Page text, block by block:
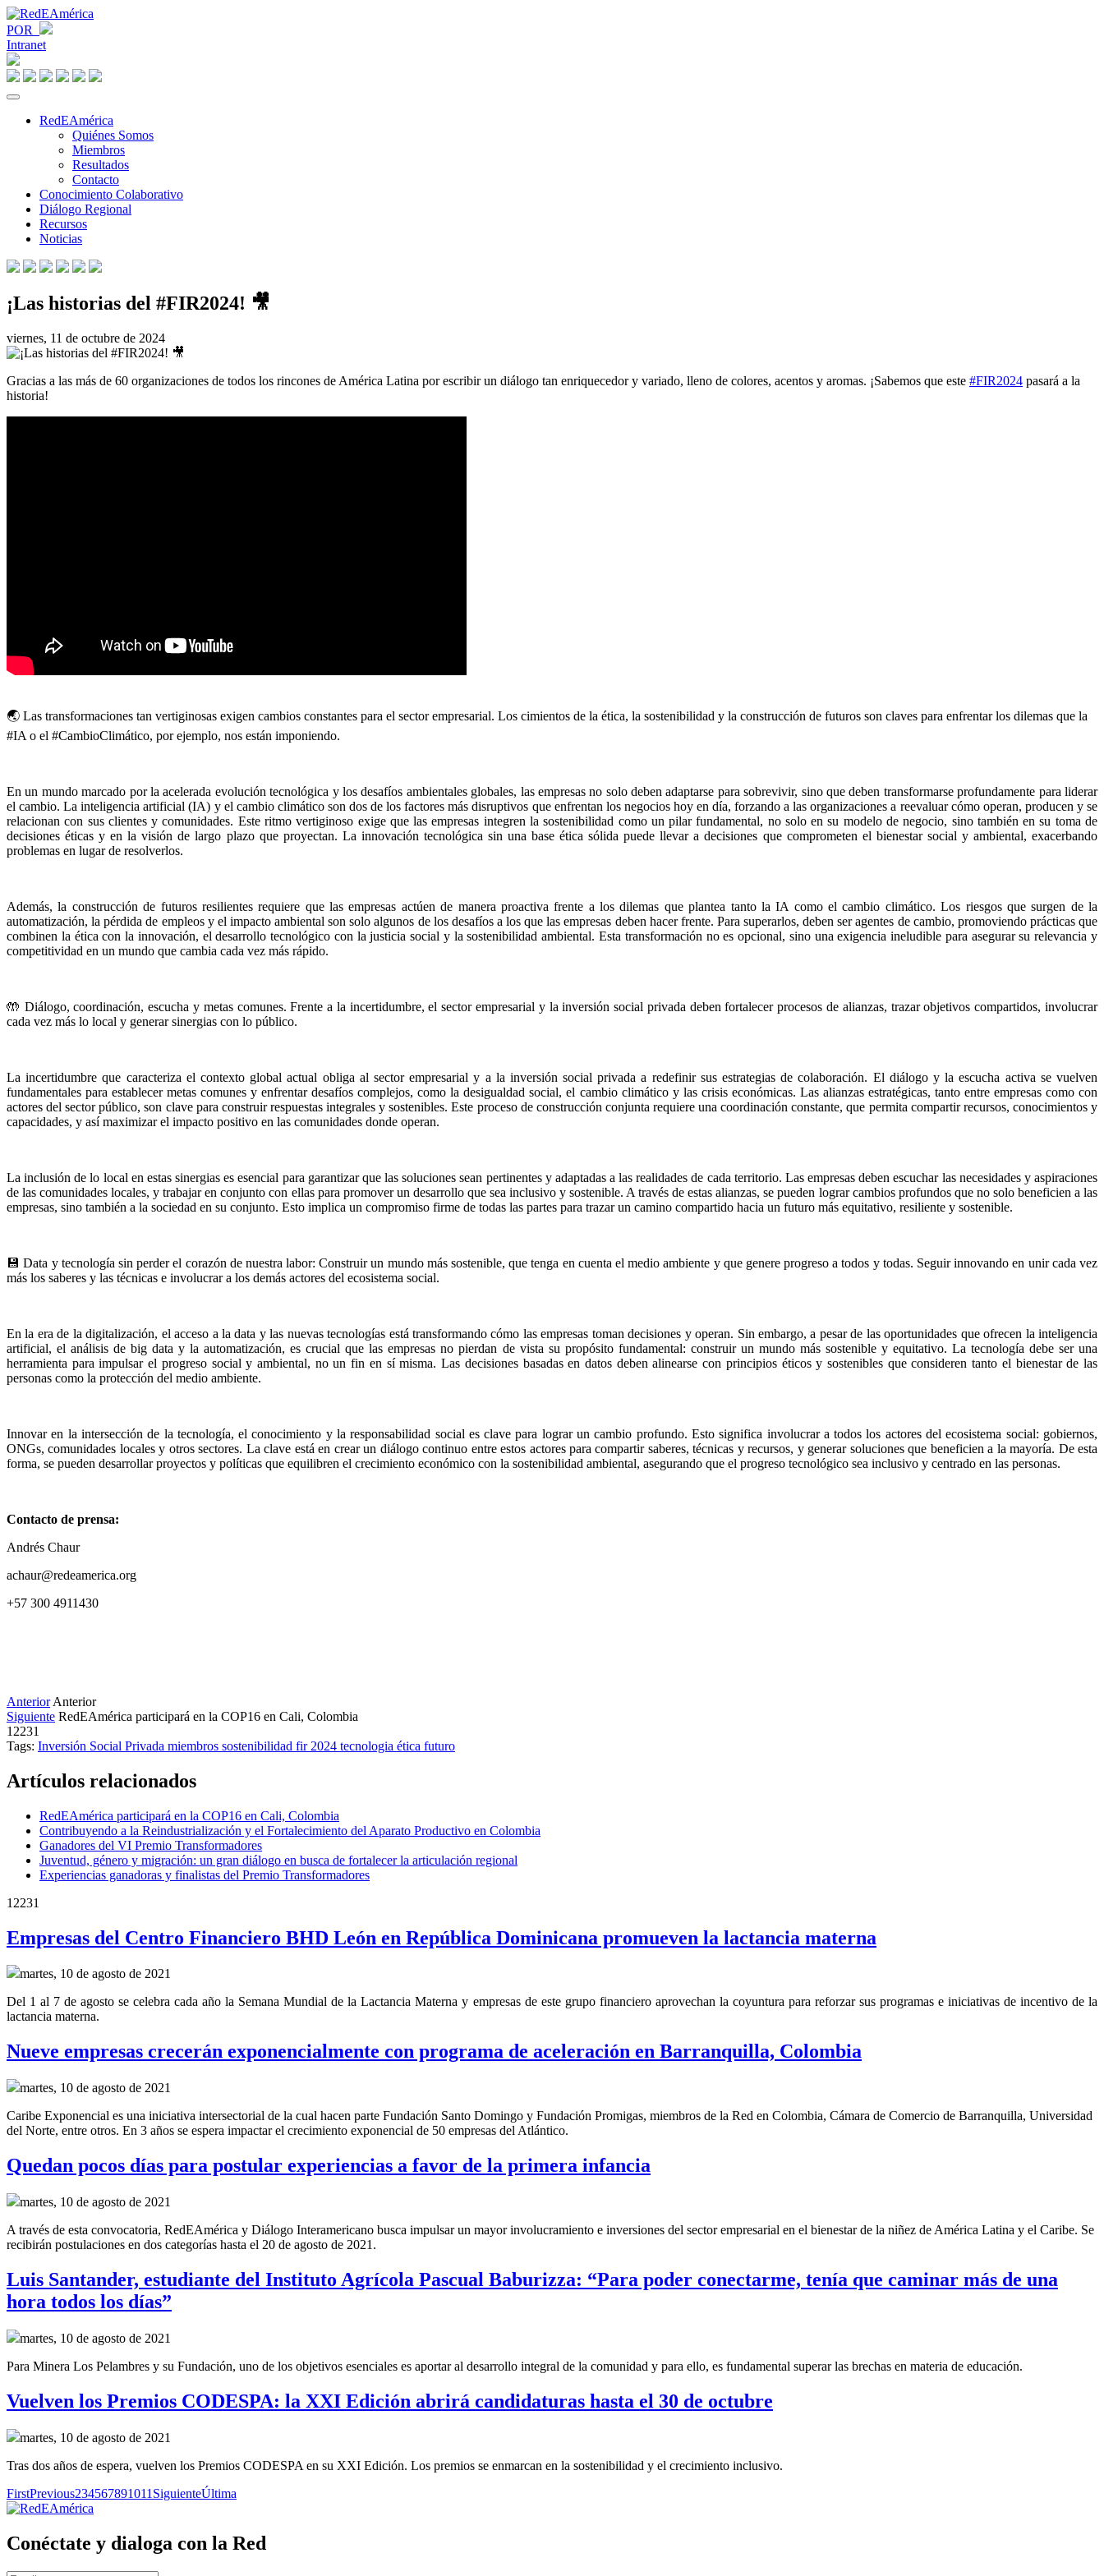
POR
Intranet
RedEAmérica
Quiénes Somos
Miembros
Resultados
Contacto
Conocimiento Colaborativo
Diálogo Regional
Recursos
Noticias
¡Las historias del #FIR2024! 🎥
viernes, 11 de octubre de 2024
Gracias a las más de 60 organizaciones de todos los rincones de América Latina por escribir un diálogo tan enriquecedor y variado, lleno de colores, acentos y aromas. ¡Sabemos que este #FIR2024 pasará a la
historia!
🌏 Las transformaciones tan vertiginosas exigen cambios constantes para el sector empresarial. Los cimientos de la ética, la sostenibilidad y la construcción de futuros son claves para enfrentar los dilemas que la
#IA o el #CambioClimático, por ejemplo, nos están imponiendo.
En un mundo marcado por la acelerada evolución tecnológica y los desafíos ambientales globales, las empresas no solo deben adaptarse para sobrevivir, sino que deben transformarse profundamente para liderar
el cambio. La inteligencia artificial (IA) y el cambio climático son dos de los factores más disruptivos que enfrentan los negocios hoy en día, forzando a las organizaciones a reevaluar cómo operan, producen y se
relacionan con sus clientes y comunidades. Este ritmo vertiginoso exige que las empresas integren la sostenibilidad como un pilar fundamental, no solo en su modelo de negocio, sino también en su toma de
decisiones éticas y en la visión de largo plazo que proyectan. La innovación tecnológica sin una base ética sólida puede llevar a decisiones que comprometen el bienestar social y ambiental, exacerbando
problemas en lugar de resolverlos.
Además, la construcción de futuros resilientes requiere que las empresas actúen de manera proactiva frente a los dilemas que plantea tanto la IA como el cambio climático. Los riesgos que surgen de la
automatización, la pérdida de empleos y el impacto ambiental son solo algunos de los desafíos a los que las empresas deben hacer frente. Para superarlos, deben ser agentes de cambio, promoviendo prácticas que
combinen la ética con la innovación, el desarrollo tecnológico con la justicia social y la sostenibilidad ambiental. Esta transformación no es opcional, sino una exigencia ineludible para asegurar su relevancia y
competitividad en un mundo que cambia cada vez más rápido.
🤲 Diálogo, coordinación, escucha y metas comunes. Frente a la incertidumbre, el sector empresarial y la inversión social privada deben fortalecer procesos de alianzas, trazar objetivos compartidos, involucrar
cada vez más lo local y generar sinergias con lo público.
La incertidumbre que caracteriza el contexto global actual obliga al sector empresarial y a la inversión social privada a redefinir sus estrategias de colaboración. El diálogo y la escucha activa se vuelven
fundamentales para establecer metas comunes y enfrentar desafíos complejos, como la desigualdad social, el cambio climático y las crisis económicas. Las alianzas estratégicas, tanto entre empresas como con
actores del sector público, son clave para construir respuestas integrales y sostenibles. Este proceso de construcción conjunta requiere una coordinación constante, que permita compartir recursos, conocimientos y
capacidades, y así maximizar el impacto positivo en las comunidades donde operan.
La inclusión de lo local en estas sinergias es esencial para garantizar que las soluciones sean pertinentes y adaptadas a las realidades de cada territorio. Las empresas deben escuchar las necesidades y aspiraciones
de las comunidades locales, y trabajar en conjunto con ellas para promover un desarrollo que sea inclusivo y sostenible. A través de estas alianzas, se pueden lograr cambios profundos que no solo beneficien a las
empresas, sino también a la sociedad en su conjunto. Esto implica un compromiso firme de todas las partes para trazar un camino compartido hacia un futuro más equitativo, resiliente y sostenible.
💾 Data y tecnología sin perder el corazón de nuestra labor: Construir un mundo más sostenible, que tenga en cuenta el medio ambiente y que genere progreso a todos y todas. Seguir innovando en unir cada vez
más los saberes y las técnicas e involucrar a los demás actores del ecosistema social.
En la era de la digitalización, el acceso a la data y las nuevas tecnologías está transformando cómo las empresas toman decisiones y operan. Sin embargo, a pesar de las oportunidades que ofrecen la inteligencia
artificial, el análisis de big data y la automatización, es crucial que las empresas no pierdan de vista su propósito fundamental: construir un mundo más sostenible y equitativo. La tecnología debe ser una
herramienta para impulsar el progreso social y ambiental, no un fin en sí misma. Las decisiones basadas en datos deben alinearse con principios éticos y sostenibles que consideren tanto el bienestar de las
personas como la protección del medio ambiente.
Innovar en la intersección de la tecnología, el conocimiento y la responsabilidad social es clave para lograr un cambio profundo. Esto significa involucrar a todos los actores del ecosistema social: gobiernos,
ONGs, comunidades locales y otros sectores. La clave está en crear un diálogo continuo entre estos actores para compartir saberes, técnicas y recursos, y generar soluciones que beneficien a la mayoría. De esta
forma, se pueden desarrollar proyectos y políticas que equilibren el crecimiento económico con la sostenibilidad ambiental, asegurando que el progreso tecnológico sea inclusivo y centrado en las personas.
Contacto de prensa:
Andrés Chaur
achaur@redeamerica.org
+57 300 4911430
Anterior Anterior
Siguiente RedEAmérica participará en la COP16 en Cali, Colombia
12231
Tags: Inversión Social Privada miembros sostenibilidad fir 2024 tecnologia ética futuro
Artículos relacionados
RedEAmérica participará en la COP16 en Cali, Colombia
Contribuyendo a la Reindustrialización y el Fortalecimiento del Aparato Productivo en Colombia
Ganadores del VI Premio Transformadores
Juventud, género y migración: un gran diálogo en busca de fortalecer la articulación regional
Experiencias ganadoras y finalistas del Premio Transformadores
12231
Empresas del Centro Financiero BHD León en República Dominicana promueven la lactancia materna
martes, 10 de agosto de 2021
Del 1 al 7 de agosto se celebra cada año la Semana Mundial de la Lactancia Materna y empresas de este grupo financiero aprovechan la coyuntura para reforzar sus programas e iniciativas de incentivo de la
lactancia materna.
Nueve empresas crecerán exponencialmente con programa de aceleración en Barranquilla, Colombia
martes, 10 de agosto de 2021
Caribe Exponencial es una iniciativa intersectorial de la cual hacen parte Fundación Santo Domingo y Fundación Promigas, miembros de la Red en Colombia, Cámara de Comercio de Barranquilla, Universidad
del Norte, entre otros. En 3 años se espera impactar el crecimiento exponencial de 50 empresas del Atlántico.
Quedan pocos días para postular experiencias a favor de la primera infancia
martes, 10 de agosto de 2021
A través de esta convocatoria, RedEAmérica y Diálogo Interamericano busca impulsar un mayor involucramiento e inversiones del sector empresarial en el bienestar de la niñez de América Latina y el Caribe. Se
recibirán postulaciones en dos categorías hasta el 20 de agosto de 2021.
Luis Santander, estudiante del Instituto Agrícola Pascual Baburizza: “Para poder conectarme, tenía que caminar más de una
hora todos los días”
martes, 10 de agosto de 2021
Para Minera Los Pelambres y su Fundación, uno de los objetivos esenciales es aportar al desarrollo integral de la comunidad y para ello, es fundamental superar las brechas en materia de educación.
Vuelven los Premios CODESPA: la XXI Edición abrirá candidaturas hasta el 30 de octubre
martes, 10 de agosto de 2021
Tras dos años de espera, vuelven los Premios CODESPA en su XXI Edición. Los premios se enmarcan en la sostenibilidad y el crecimiento inclusivo.
FirstPrevious234567891011 SiguienteÚltima
Conéctate y dialoga con la Red